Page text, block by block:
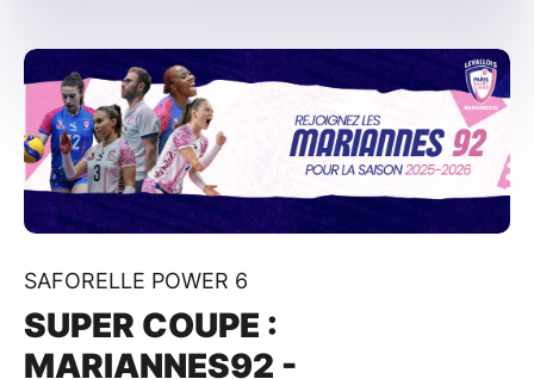
SAFORELLE POWER 6
SUPER COUPE :
MARIANNES92 -